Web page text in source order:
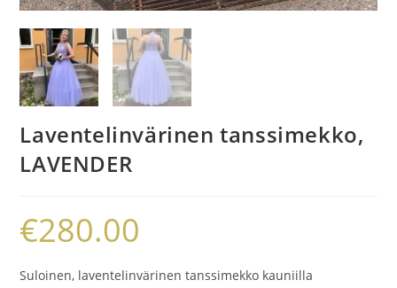
Laventelinvärinen tanssimekko,
LAVENDER
€280.00
Suloinen, laventelinvärinen tanssimekko kauniilla